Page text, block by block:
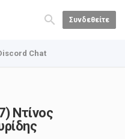
Συνδεθείτε
Chat
Ντίνος